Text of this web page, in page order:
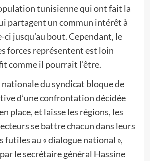
tunisienne qui ont fait la
partagent un commun intérêt à
jusqu’au bout. Cependant, le
forces représentent est loin
comme il pourrait l’être.
du syndicat bloque de
d’une confrontation décidée
place, et laisse les régions, les
se battre chacun dans leurs
futiles au « dialogue national »,
le secrétaire général Hassine